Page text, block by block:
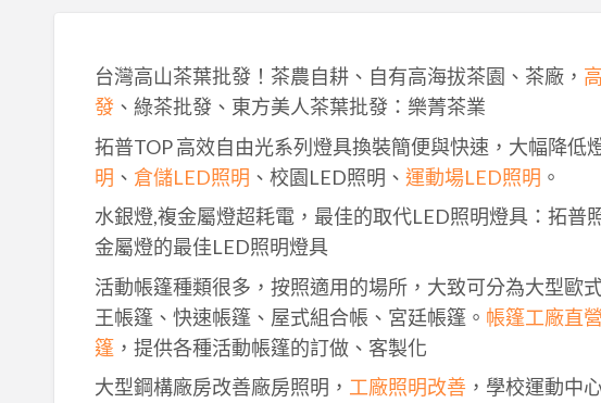
台灣高山茶葉批發！茶農自耕、自有高海拔茶園、茶廠，
發、綠茶批發、東方美人茶葉批發：樂菁茶業
拓普TOP 高效自由光系列燈具換裝簡便與快速，大幅降低
明 、 倉儲LED照明 、校園LED照明、 運動場LED照明 。
水銀燈,複金屬燈超耗電，最佳的取代LED照明燈具：拓普
金屬燈的最佳LED照明燈具
活動帳篷種類很多，按照適用的場所，大致可分為大型歐
王帳篷、快速帳篷、屋式組合帳、宮廷帳篷。 帳篷工廠直營
篷，提供各種活動帳篷的訂做、客製化
大型鋼構廠房改善廠房照明， 工廠照明改善，學校運動中